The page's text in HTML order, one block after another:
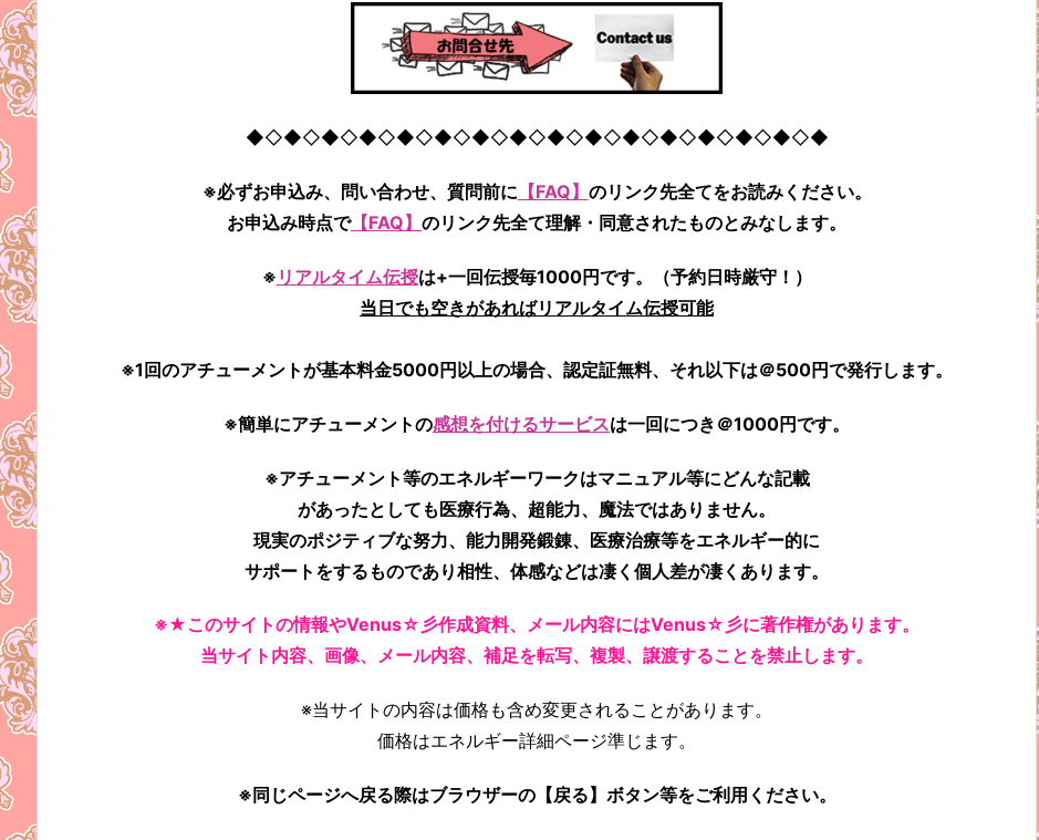
◆◇◆◇◆◇◆◇◆◇◆◇◆◇◆◇◆◇◆◇◆◇◆◇◆◇◆◇◆◇◆
※必ずお申込み、問い合わせ、質問前に 【FAQ】 のリンク先全てをお読みください。
お申込み時点で【FAQ】 のリンク先全て理解・同意されたものとみなします。
※ リアルタイム伝授は+一回伝授毎1000円です。（予約日時厳守！）
当日でも空きがあればリアルタイム伝授可能
※1回のアチューメントが基本料金5000円以上の場合、認定証無料、それ以下は＠500円で発行します。
※簡単にアチューメントの感想を付けるサービスは一回につき＠1000円です。
※アチューメント等のエネルギーワークはマニュアル等にどんな記載
があったとしても医療行為、超能力、魔法ではありません。
現実のポジティブな努力、能力開発鍛錬、医療治療等をエネルギー的に
サポートをするものであり相性、体感などは凄く個人差が凄くあります。
※★このサイトの情報やVenus☆彡作成資料、メール内容にはVenus☆彡に著作権があります。
当サイト内容、画像、メール内容、補足を転写、複製、譲渡することを禁止します。
※当サイトの内容は価格も含め変更されることがあります。
価格はエネルギー詳細ページ準じます。
※同じページへ戻る際はブラウザーの【戻る】ボタン等をご利用ください。